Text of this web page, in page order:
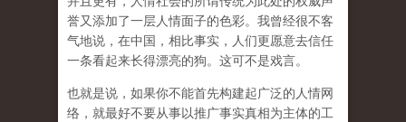
誉又添加了一层人情面子的色彩。我曾经很不客
气地说，在中国，相比事实，人们更愿意去信任
一条看起来长得漂亮的狗。这可不是戏言。
也就是说，如果你不能首先构建起广泛的人情网
络，就最好不要从事以推广事实真相为主体的工